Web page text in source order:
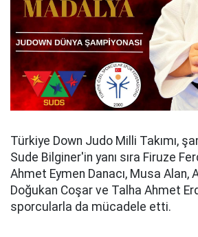
Türkiye Down Judo Milli Takımı,
Sude Bilginer'in yanı sıra Firuze
Ahmet Eymen Danacı, Musa Alan,
Doğukan Coşar ve Talha Ahmet
sporcularla da mücadele etti.